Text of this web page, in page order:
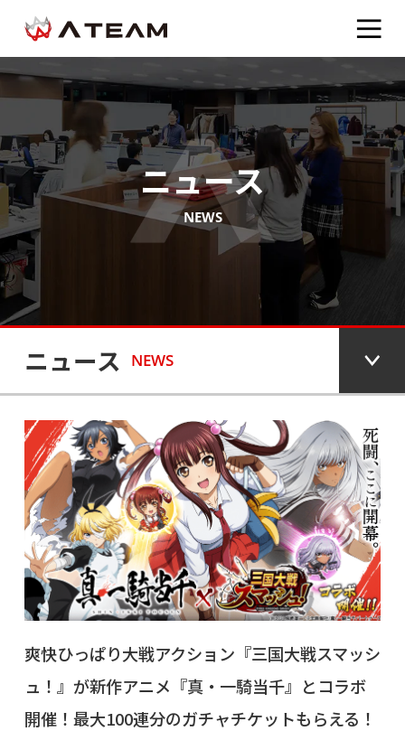
ニュース
NEWS
ニュース NEWS
爽快ひっぱり大戦アクション『三国大戦スマッシ
ュ！』が新作アニメ『真・一騎当千』とコラボ
開催！最大100連分のガチャチケットもらえる！